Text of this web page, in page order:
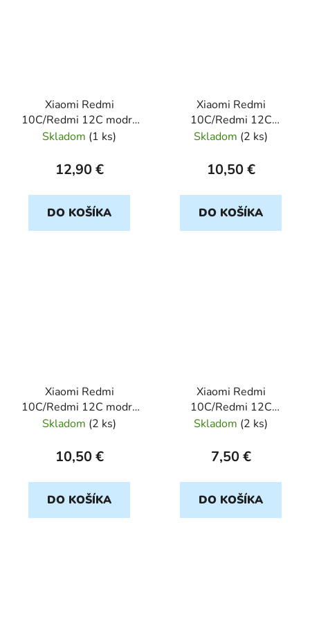
Xiaomi Redmi
10C/Redmi 12C modry
SENSITIVE BOOK
Skladom (1 ks)
12,90 €
DO KOŠÍKA
Xiaomi Redmi
10C/Redmi 12C
cerveny VENUS BOOK
Skladom (2 ks)
10,50 €
DO KOŠÍKA
Xiaomi Redmi
10C/Redmi 12C modry
VENUS BOOK
Skladom (2 ks)
10,50 €
DO KOŠÍKA
Xiaomi Redmi
10C/Redmi 12C
cerveny SMART BOOK
Skladom (2 ks)
7,50 €
DO KOŠÍKA